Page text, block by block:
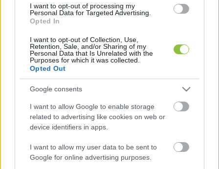
I want to opt-out of processing my
Personal Data for Targeted Advertising.
Opted In
I want to opt-out of Collection, Use,
Retention, Sale, and/or Sharing of my
Personal Data that Is Unrelated with the
Purposes for which it was collected.
Opted Out
Google consents
I want to allow Google to enable storage
related to advertising like cookies on web or
device identifiers in apps.
I want to allow my user data to be sent to
Google for online advertising purposes.
Amúgy olyan, tulajdonképpen maguktól
minthogy
hatvan percnél hosszabb késés esetén
térítésmentesen kell frissítőket és ételt